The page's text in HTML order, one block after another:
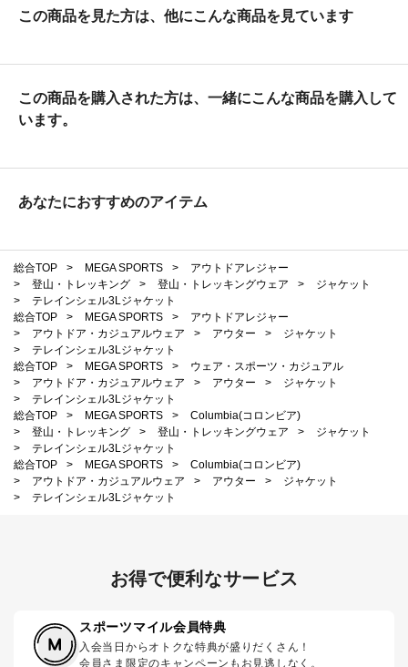
この商品を見た方は、他にこんな商品を見ています
この商品を購入された方は、一緒にこんな商品を購入して
います。
あなたにおすすめのアイテム
総合TOP > MEGA SPORTS >
アウトドアレジャー
>
登山・トレッキング > 登山・トレッキングウェア >
ジャケット
>
テレインシェル3Lジャケット
総合TOP
> MEGA SPORTS >
アウトドアレジャー
>
アウトドア・カジュアルウェア > アウター >
ジャケット
>
テレインシェル3Lジャケット
総合TOP
> MEGA SPORTS >
ウェア・スポーツ・カジュアル
>
アウトドア・カジュアルウェア > アウター >
ジャケット
>
テレインシェル3Lジャケット
総合TOP
> MEGA SPORTS >
Columbia(コロンビア)
>
登山・トレッキング > 登山・トレッキングウェア >
ジャケット
>
テレインシェル3Lジャケット
総合TOP
> MEGA SPORTS >
Columbia(コロンビア)
>
アウトドア・カジュアルウェア > アウター >
ジャケット
>
テレインシェル3Lジャケット
お得で便利なサービス
スポーツマイル会員特典
入会当日からオトクな特典が盛りだくさん！
会員さま限定のキャンペーンもお見逃しなく。